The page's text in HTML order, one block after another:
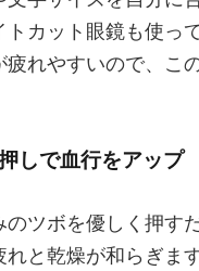
トカット眼鏡も使っ
疲れやすいので、こ
しで血行をアップ
のツボを優しく押す
れと乾燥が和らぎま